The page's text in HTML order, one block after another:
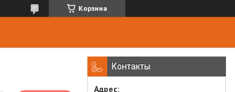
Корзина
Контакты